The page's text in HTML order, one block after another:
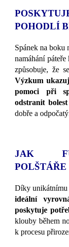
POHODLÍ
Spánek na boku
namáhání
způsobuje, že
Výzkum
pomoci při
odstranit
dobře a
JAK
Díky unikátnímu
ideální
poskytuje
klouby během
k procesu